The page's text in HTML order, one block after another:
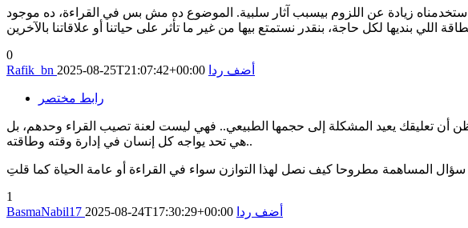
زيادة عن اللزوم بيسبب آثار سلبية. الموضوع ده مش بس في القراءة، ده موجود
0
Rafik_bn 2025-08-25T21:07:42+00:00 أضف ردا
رابط مختصر
تعليقك يعيد المشكلة إلى حجمها الطبيعي.. فهي ليست لعنة تصيب القراء وحدهم، بل
هي تحد يواجه كل إنسان في إدارة وقته وطاقته..
1
BasmaNabil17 2025-08-24T17:30:29+00:00 أضف ردا